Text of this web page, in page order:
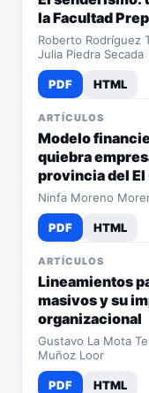
la Facultad
Roberto Rodríguez
Julia Piedra Secada
PDF HTML
ARTÍCULOS
Modelo
quiebra
provincia del
Ninfa Moreno
PDF HTML
ARTÍCULOS
Lineamientos
masivos y su
organizacional
Gustavo La Mota
Muñoz Loor
PDF HTML